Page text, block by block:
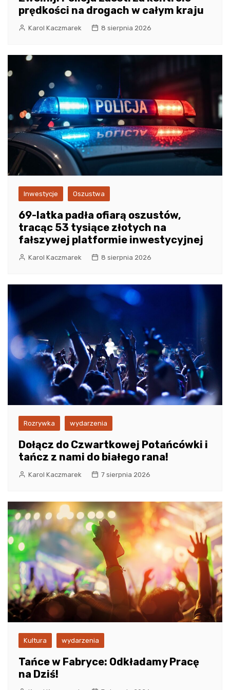
prędkości na drogach w całym kraju
Karol Kaczmarek 8 sierpnia 2026
Inwestycje Oszustwa
69-latka padła ofiarą oszustów,
tracąc 53 tysiące złotych na
fałszywej platformie inwestycyjnej
Karol Kaczmarek 8 sierpnia 2026
Rozrywka wydarzenia
Dołącz do Czwartkowej Potańcówki i
tańcz z nami do białego rana!
Karol Kaczmarek 7 sierpnia 2026
Kultura wydarzenia
Tańce w Fabryce: Odkładamy Pracę
na Dziś!